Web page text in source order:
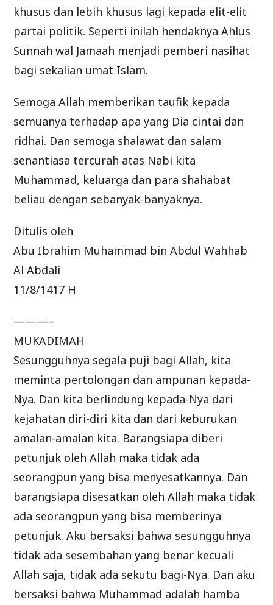
khusus dan lebih khusus lagi kepada elit-elit
partai politik. Seperti inilah hendaknya Ahlus
Sunnah wal Jamaah menjadi pemberi nasihat
bagi sekalian umat Islam.
Semoga Allah memberikan taufik kepada
semuanya terhadap apa yang Dia cintai dan
ridhai. Dan semoga shalawat dan salam
senantiasa tercurah atas Nabi kita
Muhammad, keluarga dan para shahabat
beliau dengan sebanyak-banyaknya.
Ditulis oleh
Abu Ibrahim Muhammad bin Abdul Wahhab
Al Abdali
11/8/1417 H
———–
MUKADIMAH
Sesungguhnya segala puji bagi Allah, kita
meminta pertolongan dan ampunan kepada-
Nya. Dan kita berlindung kepada-Nya dari
kejahatan diri-diri kita dan dari keburukan
amalan-amalan kita. Barangsiapa diberi
petunjuk oleh Allah maka tidak ada
seorangpun yang bisa menyesatkannya. Dan
barangsiapa disesatkan oleh Allah maka tidak
ada seorangpun yang bisa memberinya
petunjuk. Aku bersaksi bahwa sesungguhnya
tidak ada sesembahan yang benar kecuali
Allah saja, tidak ada sekutu bagi-Nya. Dan aku
bersaksi bahwa Muhammad adalah hamba